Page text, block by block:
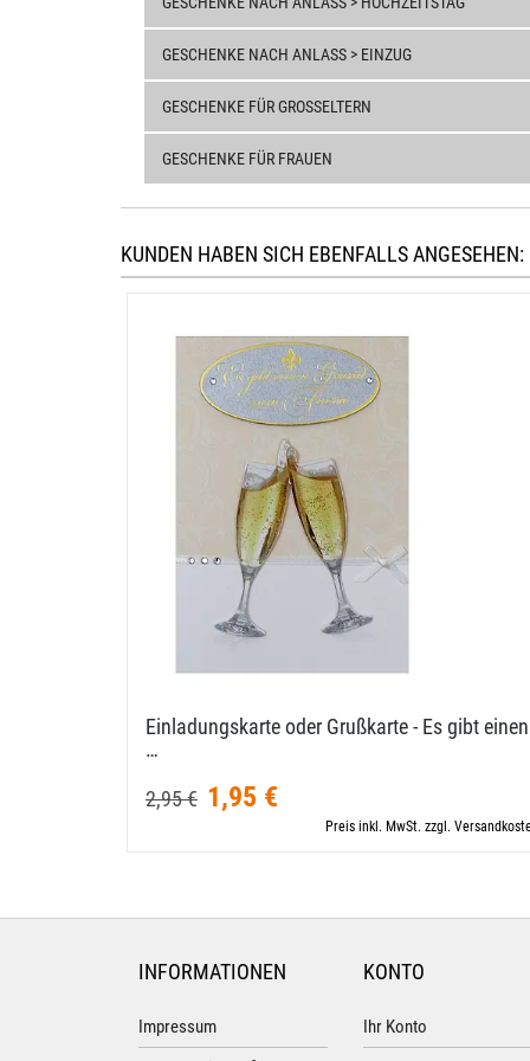
GESCHENKE NACH ANLASS > EINZUG
GESCHENKE FÜR GROSSELTERN
GESCHENKE FÜR FRAUEN
KUNDEN HABEN SICH EBENFALLS ANGESEHEN:
Einladungskarte oder Grußkarte - Es gibt einen
…
2,95 € 1,95 €
Preis inkl. MwSt. zzgl.
INFORMATIONEN
Impressum
KONTO
Ihr Konto